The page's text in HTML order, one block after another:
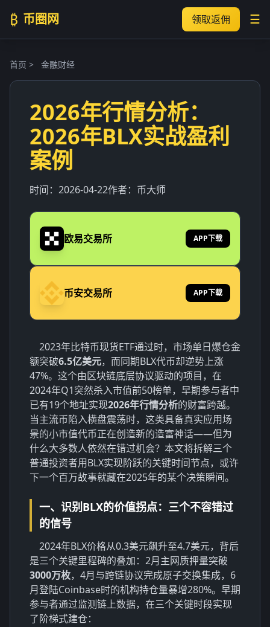
₿ 币圈网 领取返佣 ☰
首页 > 金融财经
2026年行情分析：
2026年BLX实战盈利
案例
时间： 2026-04-22作者： 币大师
欧易交易所 APP下载
币安交易所 APP下载
2023年比特币现货ETF通过时，市场单日爆仓金
额突破6.5亿美元，而同期BLX代币却逆势上涨
47%。这个由区块链底层协议驱动的项目，在
2024年Q1突然杀入市值前50榜单，早期参与者中
已有19个地址实现2026年行情分析的财富跨越。
当主流币陷入横盘震荡时，这类具备真实应用场
景的小市值代币正在创造新的造富神话——但为
什么大多数人依然在错过机会？本文将拆解三个
普通投资者用BLX实现阶跃的关键时间节点，或许
下一个百万故事就藏在2025年的某个决策瞬间。
一、识别BLX的价值拐点：三个不容错过
的信号
2024年BLX价格从0.3美元飙升至4.7美元，背后
是三个关键里程碑的叠加：2月主网质押量突破
3000万枚，4月与跨链协议完成原子交换集成，6
月登陆Coinbase时的机构持仓量暴增280%。早期
参与者通过监测链上数据，在三个关键时段实现
了阶梯式建仓：